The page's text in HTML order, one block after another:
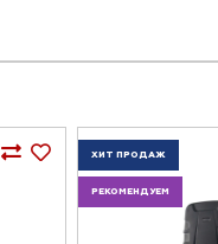
ХИТ ПРОДАЖ
РЕКОМЕНДУЕМ